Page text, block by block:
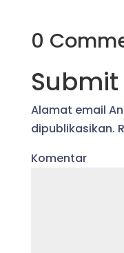
0
Alamat email
dipublikasikan.
Komentar